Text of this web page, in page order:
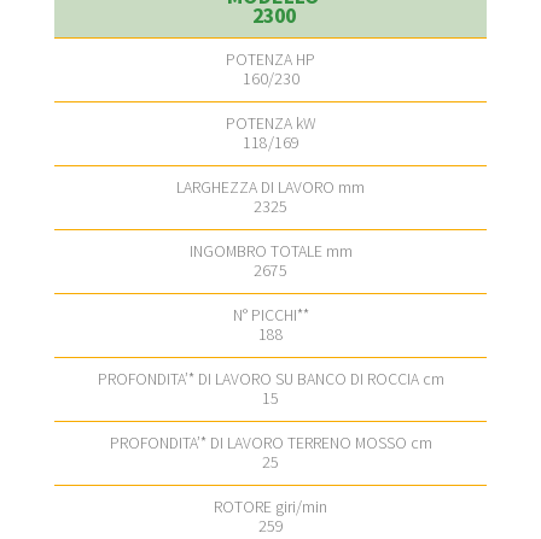
2300
160/230
118/169
2325
2675
188
15
25
259